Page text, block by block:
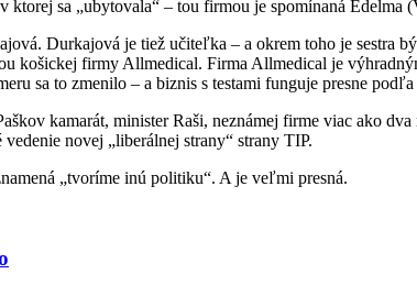
ktorej sa „ubytovala“ – tou firmou je spomínaná Edelma
Durkajová je tiež učiteľka – a okrem toho je sestra
košickej firmy Allmedical. Firma Allmedical je
sa to zmenilo – a biznis s testami funguje presne
kamarát, minister Raši, neznámej firme viac ako
novej „liberálnej strany“ strany TIP.
„tvoríme inú politiku“. A je veľmi presná.